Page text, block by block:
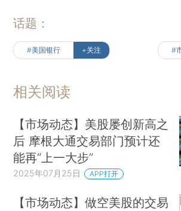
话题：
#美国银行 +关注 #
相关阅读
【市场动态】美股屡创新高之
后 摩根大通交易部门预计还
能再“上一大步”
2025年07月25日 APP打开
【市场动态】做空美股的交易